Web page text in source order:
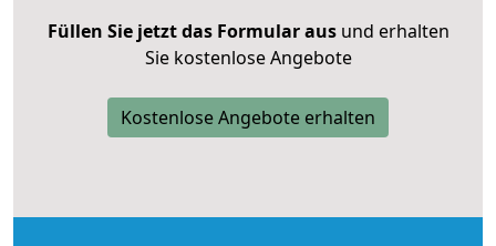
Füllen Sie jetzt das Formular ausund erhalten
Sie kostenlose Angebote
Kostenlose Angebote erhalten